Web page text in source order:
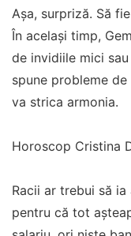
Așa, surpriză. Să
În același timp,
de invidiile mici
spune probleme
va strica armonia.
Horoscop Cristina
Racii ar trebui să
pentru că tot